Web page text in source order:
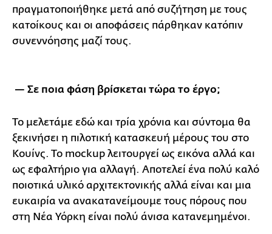
πραγματοποιήθηκε μετά από συζήτηση με τους
κατοίκους και οι αποφάσεις πάρθηκαν κατόπιν
συνεννόησης μαζί τους.
— Σε ποια φάση βρίσκεται τώρα το έργο;
Το μελετάμε εδώ και τρία χρόνια και σύντομα θα
ξεκινήσει η πιλοτική κατασκευή μέρους του στο
Κουίνς. Το mockup λειτουργεί ως εικόνα αλλά και
ως εφαλτήριο για αλλαγή. Αποτελεί ένα πολύ καλό
ποιοτικά υλικό αρχιτεκτονικής αλλά είναι και μια
ευκαιρία να ανακατανείμουμε τους πόρους που
στη Νέα Υόρκη είναι πολύ άνισα κατανεμημένοι.